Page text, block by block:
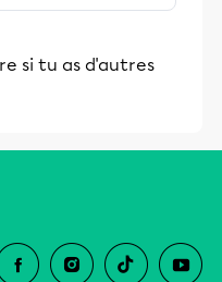
les élèves
si tu as d'autres